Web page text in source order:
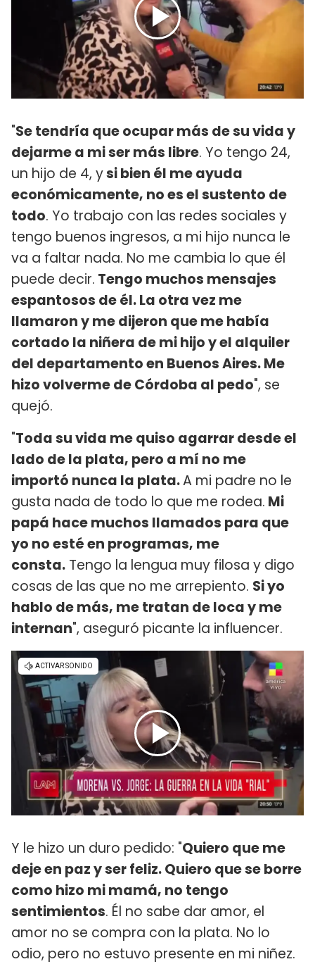
"Se tendría que ocupar más de su vida y
dejarme a mi ser más libre. Yo tengo 24,
un hijo de 4, ysi bien él me ayuda
económicamente, no es el sustento de
todo. Yo trabajo con las redes sociales y
tengo buenos ingresos, a mi hijo nunca le
va a faltar nada. No me cambia lo que él
puede decir. Tengo muchos mensajes
espantosos de él. La otra vez me
llamaron y me dijeron que me había
cortado la niñera de mi hijo y el alquiler
del departamento en Buenos Aires. Me
hizo volverme de Córdoba al pedo", se
quejó.
"Toda su vida me quiso agarrar desde el
lado de la plata, pero a mí no me
importó nunca la plata.A mi padre no le
gusta nada de todo lo que me rodea. Mi
papá hace muchos llamados para que
yo no esté en programas, me
consta. Tengo la lengua muy filosa y digo
cosas de las que no me arrepiento. Si yo
hablo de más, me tratan de loca y me
internan", aseguró picante la influencer.
Y le hizo un duro pedido: "Quiero que me
deje en paz y ser feliz. Quiero que se borre
como hizo mi mamá, no tengo
sentimientos. Él no sabe dar amor, el
amor no se compra con la plata. No lo
odio, pero no estuvo presente en mi niñez.